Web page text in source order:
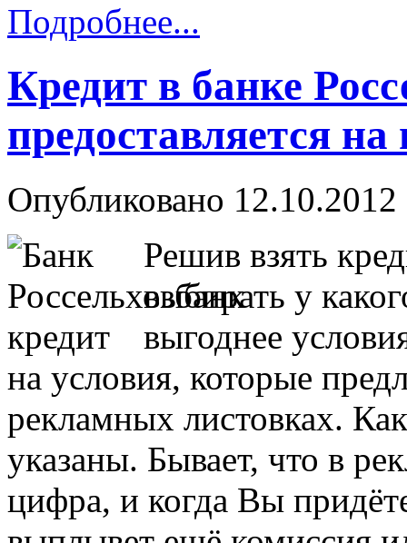
Подробнее...
Кредит в банке
предоставляется
Опубликовано
Решив взять
выбирать у
выгоднее
на условия, которые
рекламных листовках.
указаны. Бывает, что в
цифра, и когда Вы